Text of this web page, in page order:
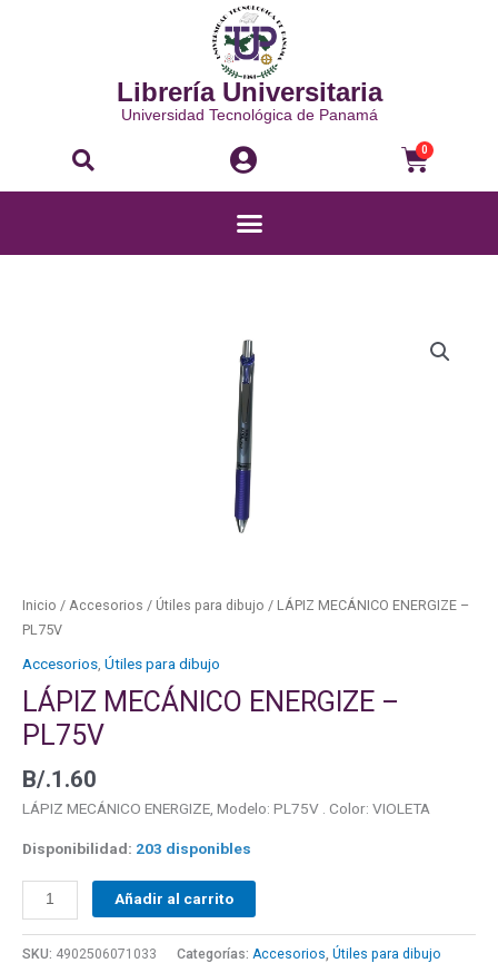
Librería Universitaria
Universidad Tecnológica de Panamá
Buscar 0
Menú
Inicio / Accesorios / Útiles para dibujo / LÁPIZ MECÁNICO ENERGIZE –
PL75V
Accesorios Útiles para dibujo
LÁPIZ MECÁNICO ENERGIZE –
PL75V
B/.1.60
LÁPIZ MECÁNICO ENERGIZE, Modelo: PL75V . Color: VIOLETA
Disponibilidad: 203 disponibles
Añadir al carrito
SKU: 4902506071033 Categorías: Accesorios, Útiles para dibujo